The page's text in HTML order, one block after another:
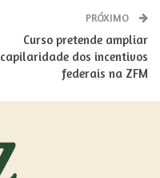
PRÓXIMO
Curso pretende ampliar
capilaridade dos incentivos
federais na ZFM